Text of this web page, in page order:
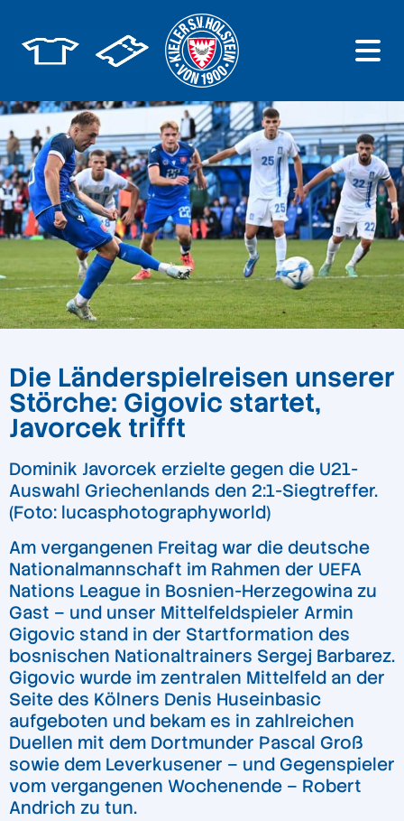
Die Länderspielreisen unserer
Störche: Gigovic startet,
Javorcek trifft
Dominik Javorcek erzielte gegen die U21-
Auswahl Griechenlands den 2:1-Siegtreffer.
(Foto: lucasphotographyworld)
Am vergangenen Freitag war die deutsche
Nationalmannschaft im Rahmen der UEFA
Nations League in Bosnien-Herzegowina zu
Gast – und unser Mittelfeldspieler Armin
Gigovic stand in der Startformation des
bosnischen Nationaltrainers Sergej Barbarez.
Gigovic wurde im zentralen Mittelfeld an der
Seite des Kölners Denis Huseinbasic
aufgeboten und bekam es in zahlreichen
Duellen mit dem Dortmunder Pascal Groß
sowie dem Leverkusener – und Gegenspieler
vom vergangenen Wochenende – Robert
Andrich zu tun.